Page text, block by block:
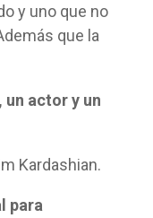
y uno que no
que la
actor y un
Kardashian.
para